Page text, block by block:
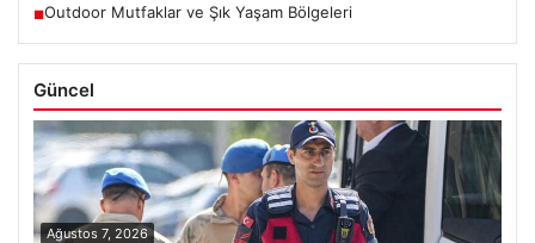
■Outdoor Mutfaklar ve Şık Yaşam Bölgeleri
Güncel
Ağustos 7, 2026